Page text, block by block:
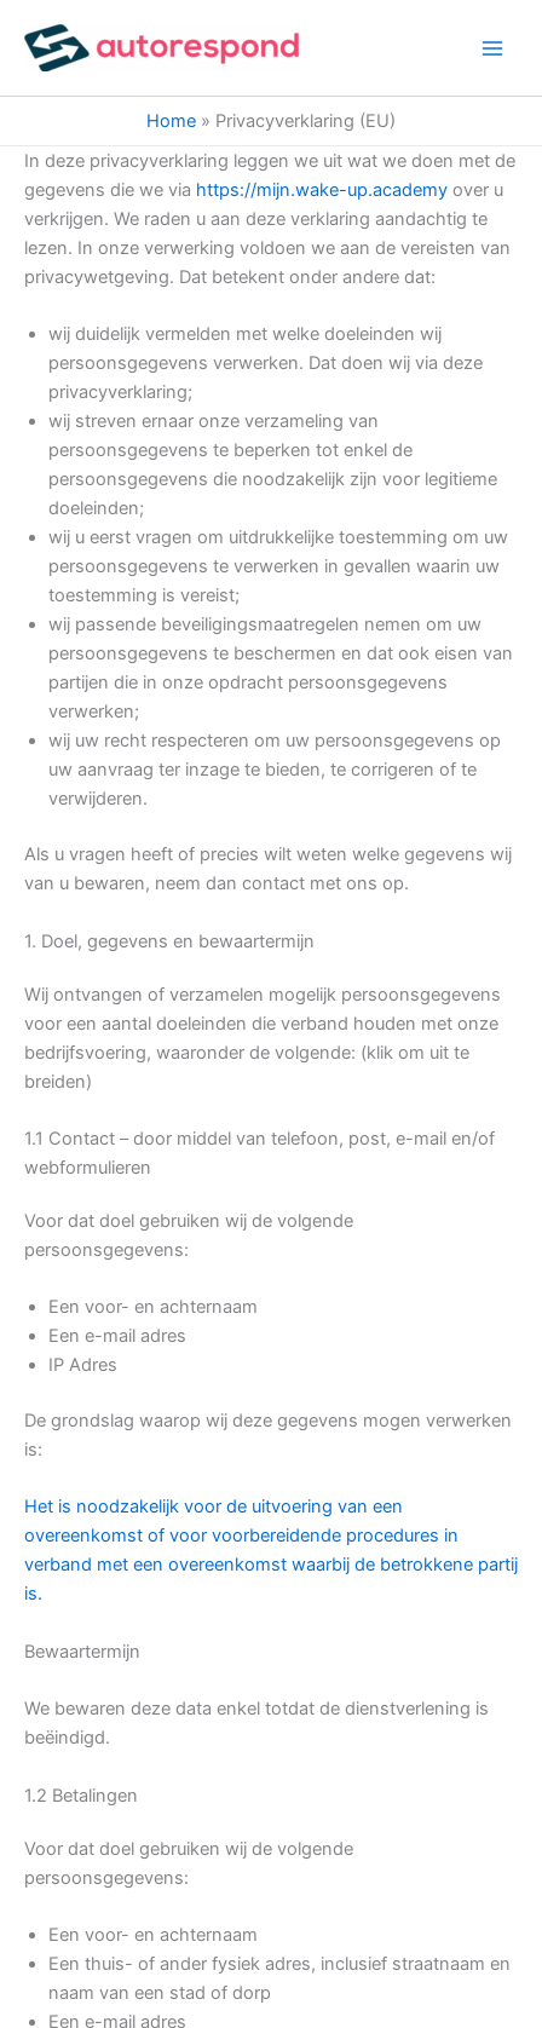
naar
inhoud
Home
Privacyverklaring (EU)
In deze privacyverklaring leggen we uit wat we doen met de
gegevens die we via https://mijn.wake-up.academy over u
verkrijgen. We raden u aan deze verklaring aandachtig te
lezen. In onze verwerking voldoen we aan de vereisten van
privacywetgeving. Dat betekent onder andere dat:
wij duidelijk vermelden met welke doeleinden wij
persoonsgegevens verwerken. Dat doen wij via deze
privacyverklaring;
wij streven ernaar onze verzameling van
persoonsgegevens te beperken tot enkel de
persoonsgegevens die noodzakelijk zijn voor legitieme
doeleinden;
wij u eerst vragen om uitdrukkelijke toestemming om uw
persoonsgegevens te verwerken in gevallen waarin uw
toestemming is vereist;
wij passende beveiligingsmaatregelen nemen om uw
persoonsgegevens te beschermen en dat ook eisen van
partijen die in onze opdracht persoonsgegevens
verwerken;
wij uw recht respecteren om uw persoonsgegevens op
uw aanvraag ter inzage te bieden, te corrigeren of te
verwijderen.
Als u vragen heeft of precies wilt weten welke gegevens wij
van u bewaren, neem dan contact met ons op.
1. Doel, gegevens en bewaartermijn
Wij ontvangen of verzamelen mogelijk persoonsgegevens
voor een aantal doeleinden die verband houden met onze
bedrijfsvoering, waaronder de volgende: (klik om uit te
breiden)
1.1 Contact – door middel van telefoon, post, e-mail en/of
webformulieren
Voor dat doel gebruiken wij de volgende
persoonsgegevens:
Een voor- en achternaam
Een e-mail adres
IP Adres
De grondslag waarop wij deze gegevens mogen verwerken
is:
Het is noodzakelijk voor de uitvoering van een
overeenkomst of voor voorbereidende procedures in
verband met een overeenkomst waarbij de betrokkene partij
is.
Bewaartermijn
We bewaren deze data enkel totdat de dienstverlening is
beëindigd.
1.2 Betalingen
Voor dat doel gebruiken wij de volgende
persoonsgegevens:
Een voor- en achternaam
Een thuis- of ander fysiek adres, inclusief straatnaam en
naam van een stad of dorp
Een e-mail adres